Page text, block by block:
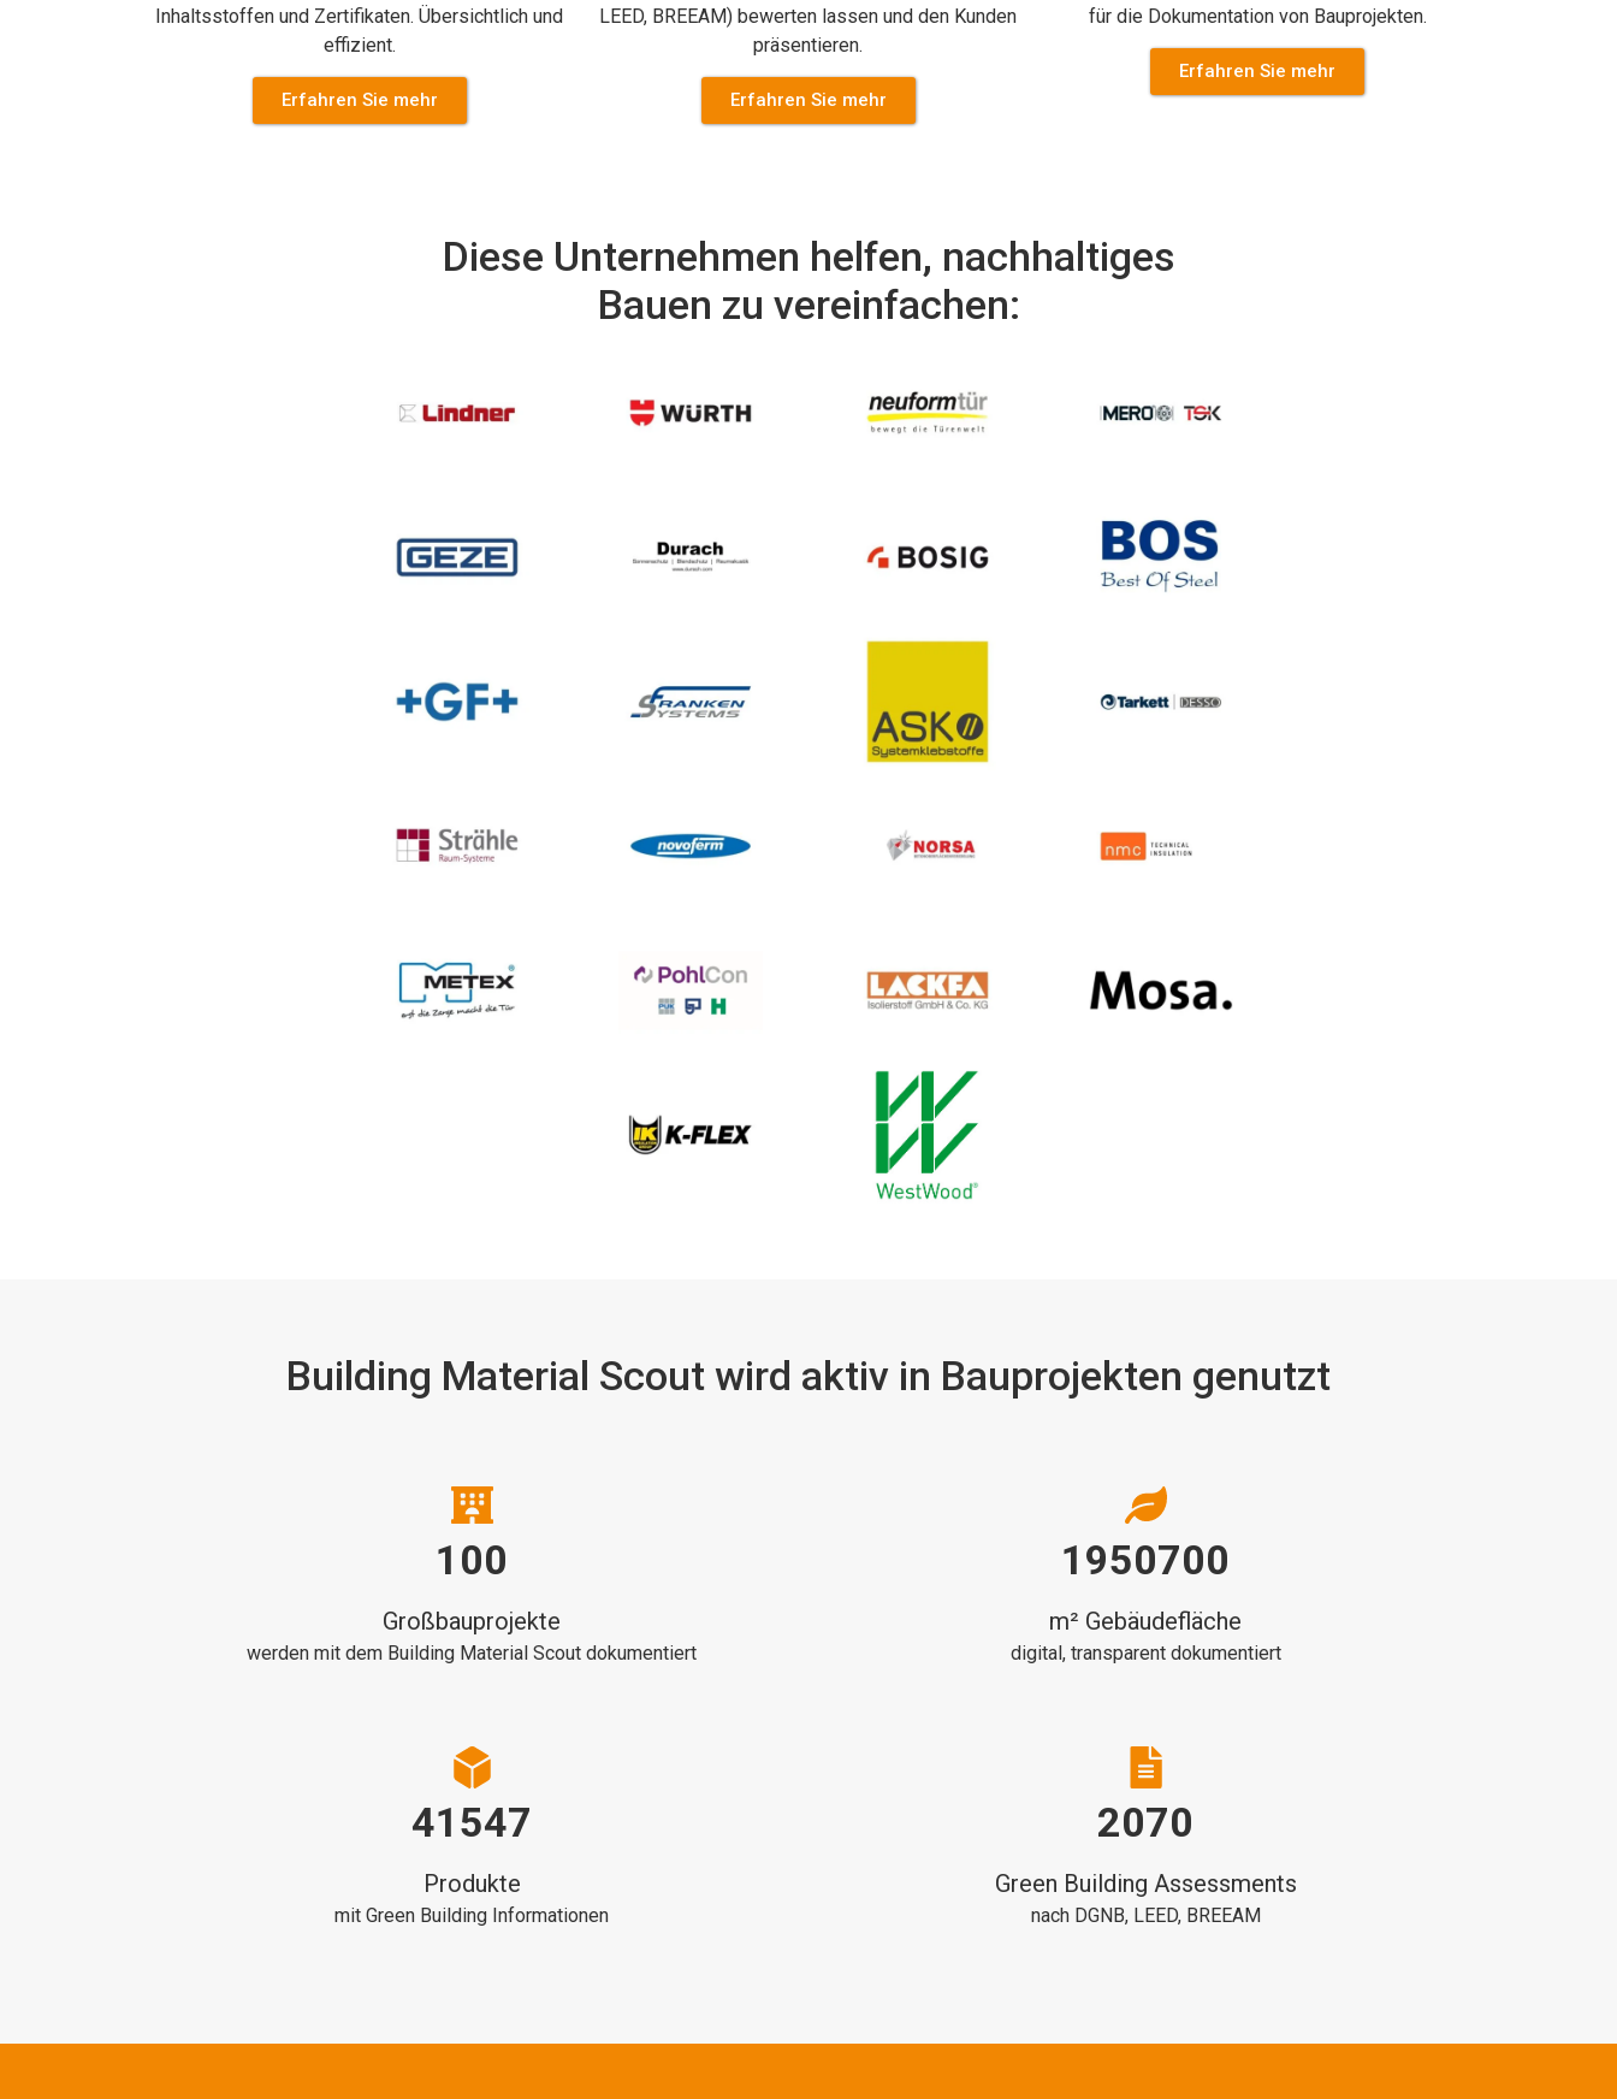
Inhaltsstoffen und Zertifikaten. Übersichtlich und
effizient.
Erfahren Sie mehr
LEED, BREEAM) bewerten lassen und den Kunden
präsentieren.
Erfahren Sie mehr
für die Dokumentation von Bauprojekten.
Erfahren Sie mehr
Diese Unternehmen helfen, nachhaltiges
Bauen zu vereinfachen:
Building Material Scout wird aktiv in Bauprojekten genutzt
100
Großbauprojekte
werden mit dem Building Material Scout dokumentiert
41547
Produkte
mit Green Building Informationen
1950700
m² Gebäudefläche
digital, transparent dokumentiert
2070
Green Building Assessments
nach DGNB, LEED, BREEAM